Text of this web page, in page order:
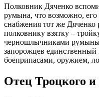
Полковник Дяченко
румына, что возможно,
снабжения тот же
полковнику взятку –
черношлычниками румыны
запорожцев
боеприпасами, оружием,
Отец Троцкого